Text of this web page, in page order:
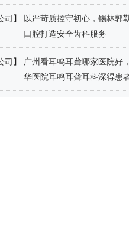
司 】
以严苛质控守初心，锡林郭
口腔打造安全齿科服务
司 】
广州看耳鸣耳聋哪家医院好
华医院耳鸣耳聋耳科深得患